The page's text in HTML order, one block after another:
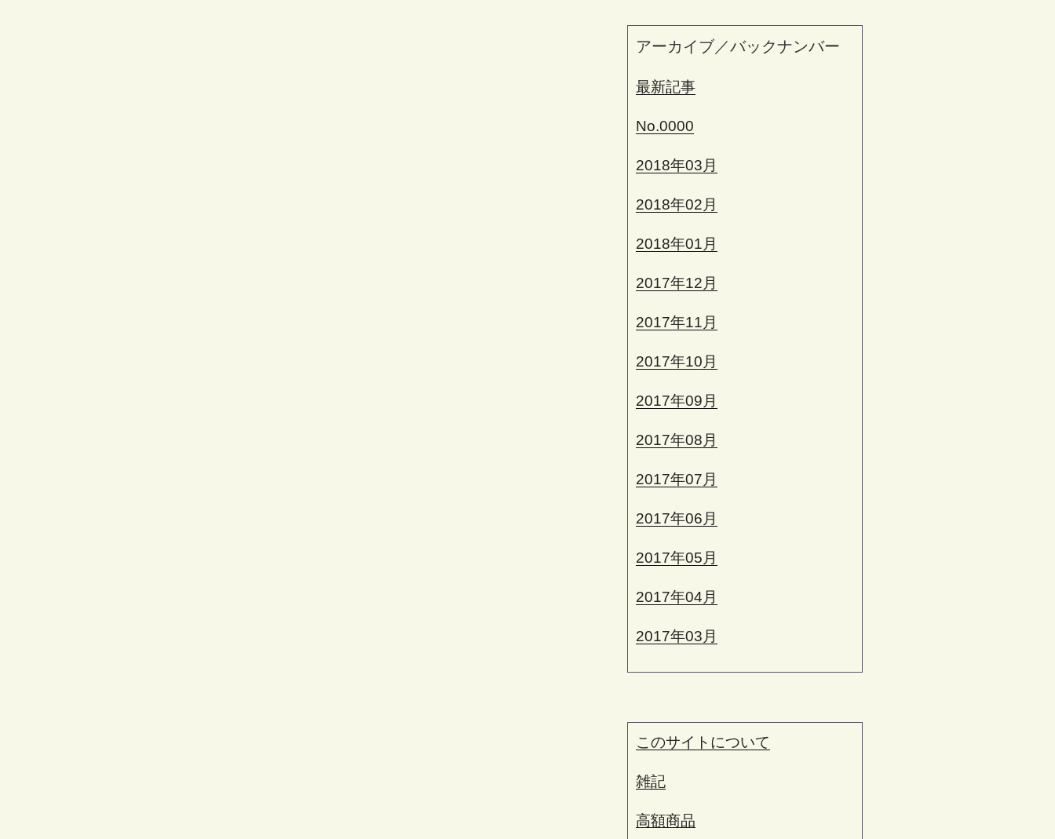
アーカイブ／バックナンバー
最新記事
No.0000
2018年03月
2018年02月
2018年01月
2017年12月
2017年11月
2017年10月
2017年09月
2017年08月
2017年07月
2017年06月
2017年05月
2017年04月
2017年03月
このサイトについて
雑記
高額商品